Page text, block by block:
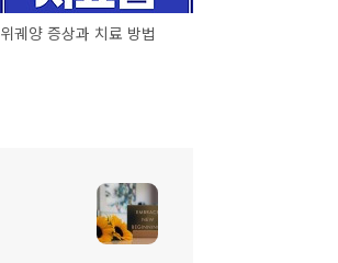
위궤양 증상과 치료 방법